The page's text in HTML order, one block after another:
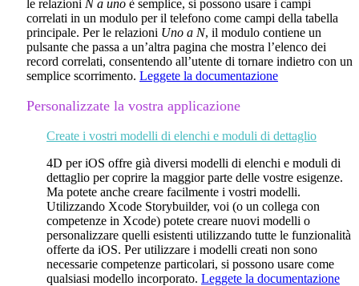
le relazioni N a uno è semplice, si possono usare i campi
correlati in un modulo per il telefono come campi della tabella
principale. Per le relazioni Uno a N, il modulo contiene un
pulsante che passa a un’altra pagina che mostra l’elenco dei
record correlati, consentendo all’utente di tornare indietro con un
semplice scorrimento. Leggete la documentazione
Personalizzate la vostra applicazione
Create i vostri modelli di elenchi e moduli di dettaglio
4D per iOS offre già diversi modelli di elenchi e moduli di
dettaglio per coprire la maggior parte delle vostre esigenze.
Ma potete anche creare facilmente i vostri modelli.
Utilizzando Xcode Storybuilder, voi (o un collega con
competenze in Xcode) potete creare nuovi modelli o
personalizzare quelli esistenti utilizzando tutte le funzionalità
offerte da iOS. Per utilizzare i modelli creati non sono
necessarie competenze particolari, si possono usare come
qualsiasi modello incorporato. Leggete la documentazione